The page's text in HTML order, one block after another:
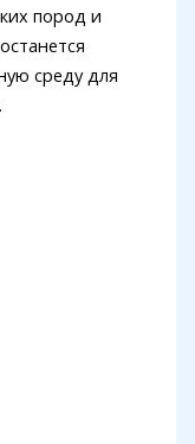
пород и
среду для